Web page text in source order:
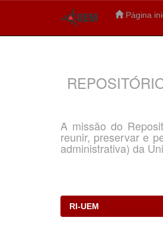
Página
A missão do
reunir, preservar e
administrativa) da
RI-UEM